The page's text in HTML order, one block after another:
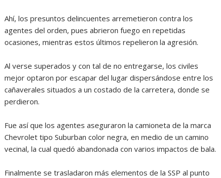
Ahí, los presuntos delincuentes arremetieron contra los
agentes del orden, pues abrieron fuego en repetidas
ocasiones, mientras estos últimos repelieron la agresión.
Al verse superados y con tal de no entregarse, los civiles
mejor optaron por escapar del lugar dispersándose entre los
cañaverales situados a un costado de la carretera, donde se
perdieron.
Fue así que los agentes aseguraron la camioneta de la marca
Chevrolet tipo Suburban color negra, en medio de un camino
vecinal, la cual quedó abandonada con varios impactos de bala.
Finalmente se trasladaron más elementos de la SSP al punto